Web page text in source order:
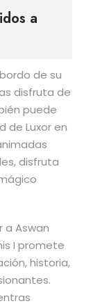
a
de su
disfruta de
puede
de Luxor en
disfruta
a Aswan
I promete
historia,